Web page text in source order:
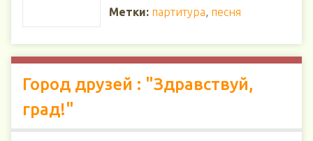
Метки: партитура, песня
Город друзей : "Здравствуй,
град!"